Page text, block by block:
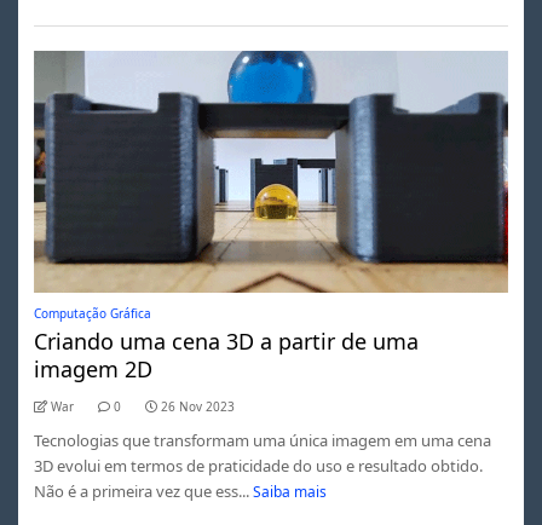
Computação Gráfica
Criando uma cena 3D a partir de uma
imagem 2D
War 0 26 Nov 2023
Tecnologias que transformam uma única imagem em uma cena
3D evolui em termos de praticidade do uso e resultado obtido.
Não é a primeira vez que ess... Saiba mais